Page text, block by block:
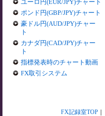
ユーロ円(EUR/JPY)チャート
ポンド円(GBP/JPY)チャート
豪ドル円(AUD/JPY)チャー
ト
カナダ円(CAD/JPY)チャー
ト
指標発表時のチャート動画
FX取引システム
FX記録室TOP｜